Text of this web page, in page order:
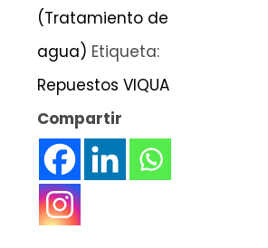
(Tratamiento de
agua) Etiqueta:
Repuestos VIQUA
Compartir